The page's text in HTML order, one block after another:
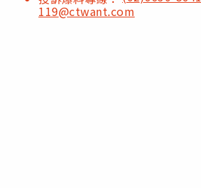
119@ctwant.com